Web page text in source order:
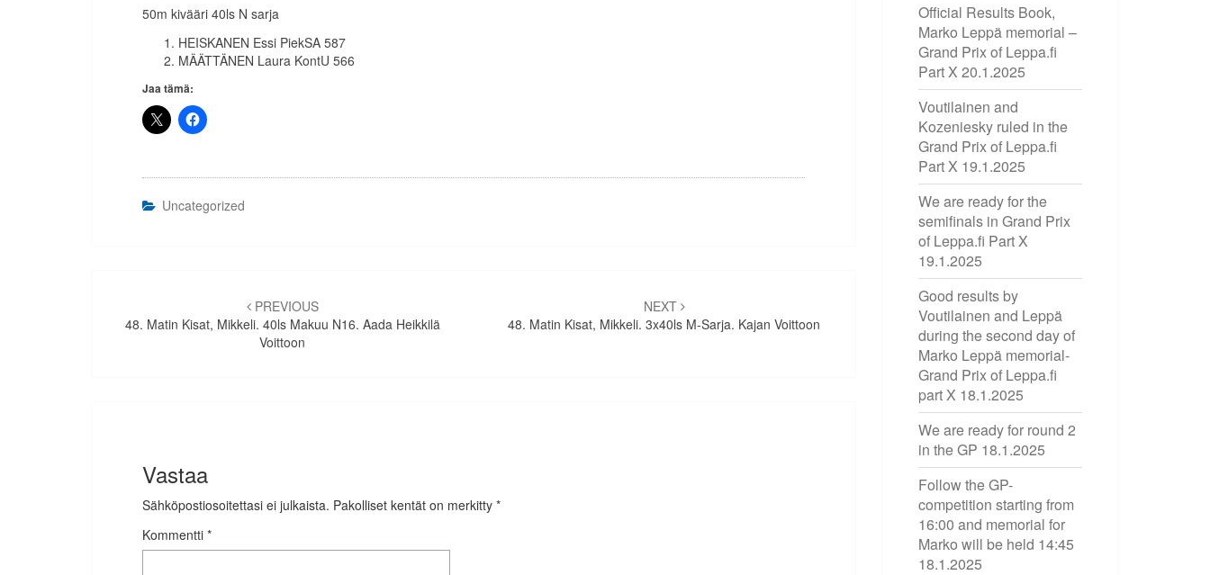
50m kivääri 40ls N sarja
HEISKANEN Essi PiekSA 587
MÄÄTTÄNEN Laura KontU 566
Jaa tämä:
Uncategorized
selaus
PREVIOUS
48. Matin Kisat, Mikkeli. 40ls Makuu N16. Aada Heikkilä
Voittoon
NEXT
48. Matin Kisat, Mikkeli. 3x40ls M-Sarja. Kajan Voittoon
Vastaa
Sähköpostiosoitettasi ei julkaista. Pakolliset kentät on merkitty *
Kommentti *
Official Results Book,
Marko Leppä memorial –
Grand Prix of Leppa.fi
Part X 20.1.2025
Voutilainen and
Kozeniesky ruled in the
Grand Prix of Leppa.fi
Part X 19.1.2025
We are ready for the
semifinals in Grand Prix
of Leppa.fi Part X
19.1.2025
Good results by
Voutilainen and Leppä
during the second day of
Marko Leppä memorial-
Grand Prix of Leppa.fi
part X 18.1.2025
We are ready for round 2
in the GP 18.1.2025
Follow the GP-
competition starting from
16:00 and memorial for
Marko will be held 14:45
18.1.2025